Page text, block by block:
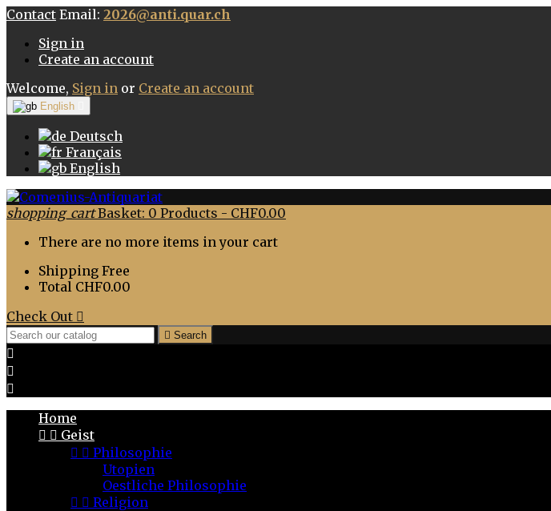
Contact Email: 2026@anti.quar.ch
Sign in
Create an account
Welcome, Sign in or Create an account
English
Deutsch
Français
English
shopping_cart Basket: 0 Products - CHF0.00
There are no more items in your cart
Shipping Free
Total CHF0.00
Check Out 
 Search



Home
  Geist
  Philosophie
Utopien
Oestliche Philosophie
  Religion